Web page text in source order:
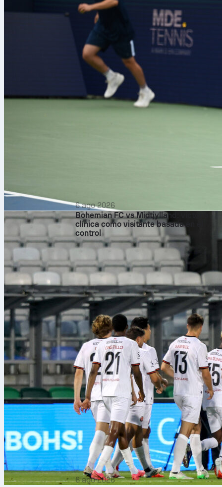
6 ago 2026
Bohemian FC vs Midtjylland: victoria
clínica como visitante basada en el
control
6 ago 2026